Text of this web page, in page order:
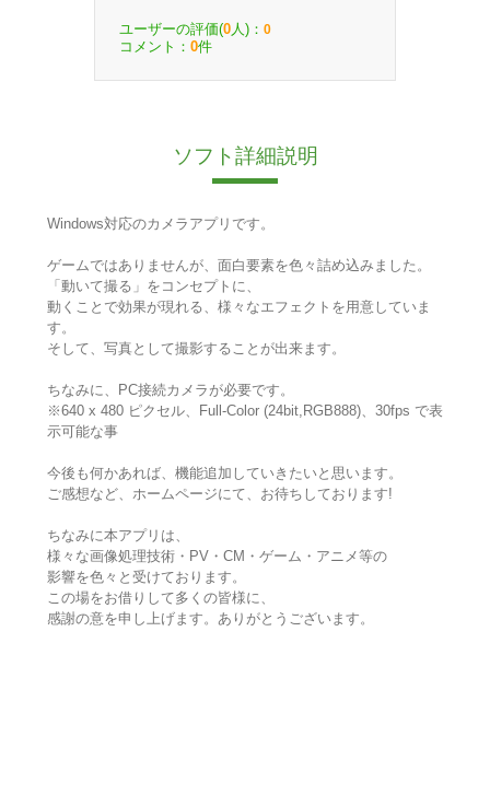
ユーザーの評価(0 人)： 0
コメント： 0件
ソフト詳細説明
Windows対応のカメラアプリです。
ゲームではありませんが、面白要素を色々詰め込みました。
「動いて撮る」をコンセプトに、
動くことで効果が現れる、様々なエフェクトを用意していま
す。
そして、写真として撮影することが出来ます。
ちなみに、PC接続カメラが必要です。
※640 x 480 ピクセル、Full-Color (24bit,RGB888)、30fps で表
示可能な事
今後も何かあれば、機能追加していきたいと思います。
ご感想など、ホームページにて、お待ちしております!
ちなみに本アプリは、
様々な画像処理技術・PV・CM・ゲーム・アニメ等の
影響を色々と受けております。
この場をお借りして多くの皆様に、
感謝の意を申し上げます。ありがとうございます。